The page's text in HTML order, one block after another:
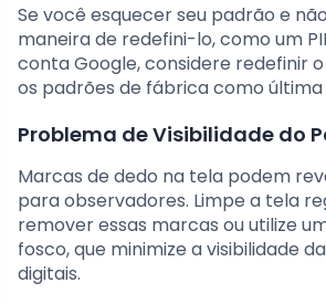
Se você esquecer seu padrão e
maneira de redefini-lo, como um
conta Google, considere redefinir
os padrões de fábrica como última
Problema de Visibilidade do
Marcas de dedo na tela podem
para observadores. Limpe a tela
remover essas marcas ou utilize
fosco, que minimize a visibilidade
digitais.